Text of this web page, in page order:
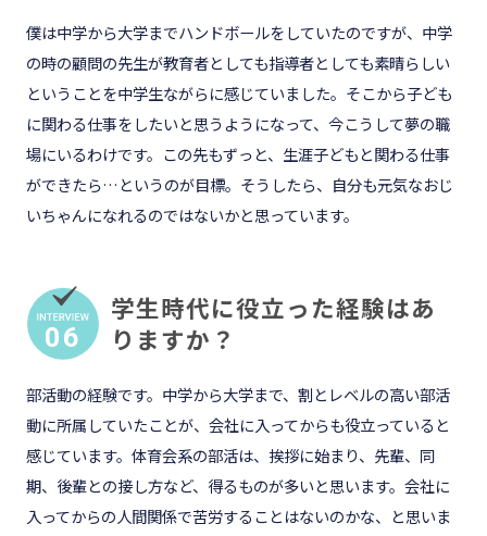
僕は中学から大学までハンドボールをしていたのですが、中学
の時の顧問の先生が教育者としても指導者としても素晴らしい
ということを中学生ながらに感じていました。そこから子ども
に関わる仕事をしたいと思うようになって、今こうして夢の職
場にいるわけです。この先もずっと、生涯子どもと関わる仕事
ができたら…というのが目標。そうしたら、自分も元気なおじ
いちゃんになれるのではないかと思っています。
06
学生時代に役立った経験はあ
りますか？
部活動の経験です。中学から大学まで、割とレベルの高い部活
動に所属していたことが、会社に入ってからも役立っていると
感じています。体育会系の部活は、挨拶に始まり、先輩、同
期、後輩との接し方など、得るものが多いと思います。会社に
入ってからの人間関係で苦労することはないのかな、と思いま